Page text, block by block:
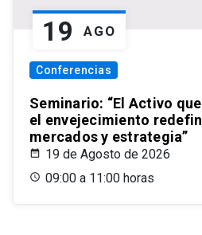
19 AGO
Conferencias
Seminario: “El Activo
el envejecimiento
mercados y estrategia”
19 de Agosto de 2026
09:00 a 11:00 horas